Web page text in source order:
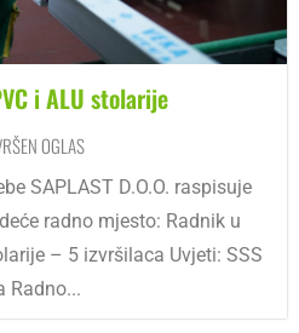
i ALU stolarije
OGLAS
SAPLAST D.O.O. raspisuje
radno mjesto: Radnik u
– 5 izvršilaca Uvjeti: SSS
Radno...